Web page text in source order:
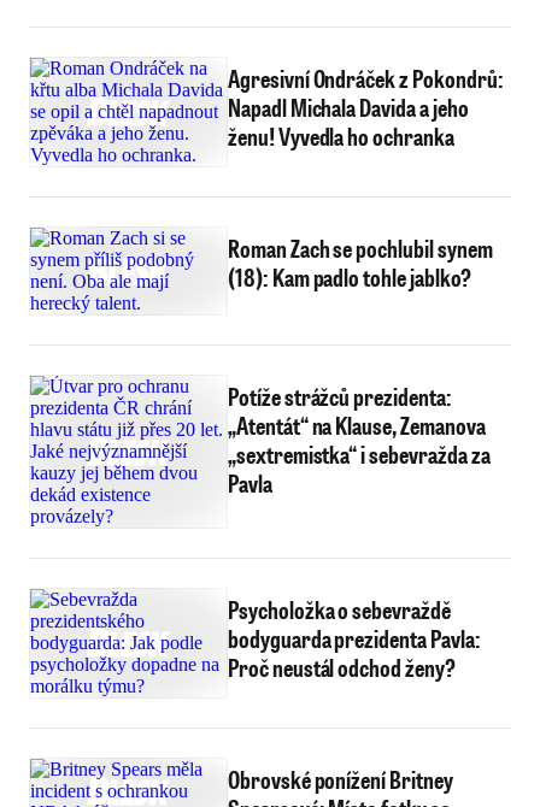
Agresivní Ondráček z Pokondrů:
Napadl Michala Davida a jeho
ženu! Vyvedla ho ochranka
Roman Zach se pochlubil synem
(18): Kam padlo tohle jablko?
Potíže strážců prezidenta:
„Atentát“ na Klause, Zemanova
„sextremistka“ i sebevražda za
Pavla
Psycholožka o sebevraždě
bodyguarda prezidenta Pavla:
Proč neustál odchod ženy?
Obrovské ponížení Britney